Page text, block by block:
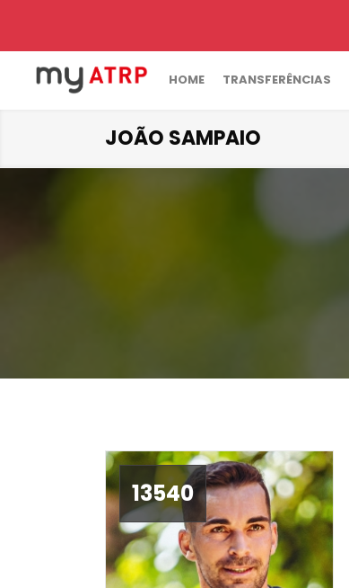
HOME TRANSFERÊNCIAS
JOÃO SAMPAIO
13540